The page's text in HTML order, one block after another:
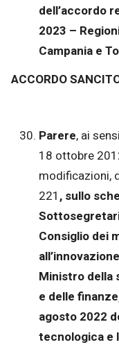
dell’accordo
2023 –
Campania e
ACCORDO
Parere, ai
18 ottobre
modificazioni,
221, sullo
Consiglio dei
Ministro della
e delle
agosto 2022
tecnologica e